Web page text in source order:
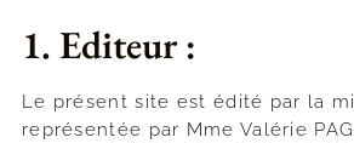
1. Editeur :
Le présent site est édité par la
représentée par Mme Valérie